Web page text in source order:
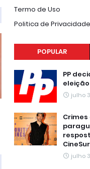
Termo de Uso
Politica de Privacidade
POPULAR
PP
julho
CineSur
julho